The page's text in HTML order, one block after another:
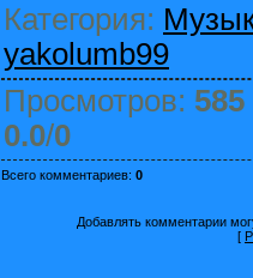
Категория:
yakolumb99
Просмотров: 585
0.0/0
Всего комментариев: 0
Добавлять комментарии
[